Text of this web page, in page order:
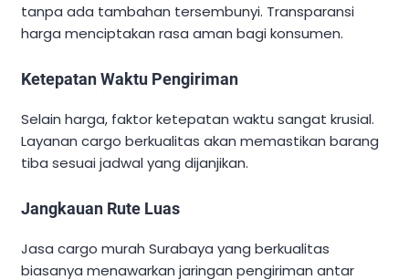
tanpa ada tambahan tersembunyi. Transparansi
harga menciptakan rasa aman bagi konsumen.
Ketepatan Waktu Pengiriman
Selain harga, faktor ketepatan waktu sangat krusial.
Layanan cargo berkualitas akan memastikan barang
tiba sesuai jadwal yang dijanjikan.
Jangkauan Rute Luas
Jasa cargo murah Surabaya yang berkualitas
biasanya menawarkan jaringan pengiriman antar